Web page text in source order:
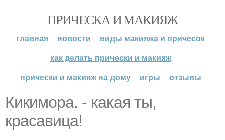
ПРИЧЕСКА И МАКИЯЖ
главная новости
виды макияжа и причесок
как делать прически и макияж
прически и макияж на дому
игры отзывы
Кикимора. - какая ты,
красавица!